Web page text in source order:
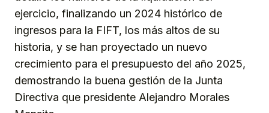
ejercicio, finalizando un 2024 histórico de
ingresos para la FIFT, los más altos de su
historia, y se han proyectado un nuevo
crecimiento para el presupuesto del año 2025,
demostrando la buena gestión de la Junta
Directiva que presidente Alejandro Morales